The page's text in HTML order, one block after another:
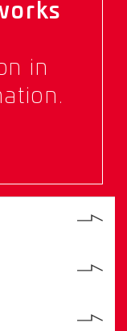
in